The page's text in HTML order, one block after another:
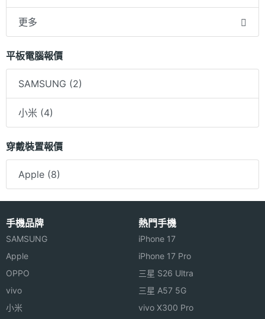
更多
平板電腦報價
SAMSUNG (2)
小米 (4)
穿戴裝置報價
Apple (8)
手機品牌
SAMSUNG
Apple
OPPO
vivo
小米
熱門手機
iPhone 17
iPhone 17 Pro
三星 S26 Ultra
三星 A57 5G
vivo X300 Pro